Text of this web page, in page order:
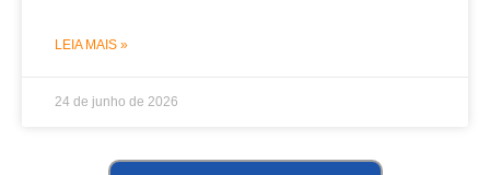
LEIA MAIS »
24 de junho de 2026